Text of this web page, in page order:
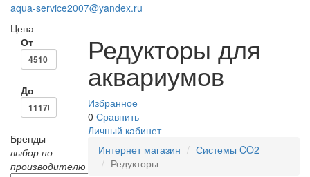
aqua-service2007@yandex.ru
Цена
От
До
Бренды
выбор по
производителю
Редукторы для
аквариумов
Избранное
0 Сравнить
Личный кабинет
Интернет магазин
Системы CO2
Редукторы